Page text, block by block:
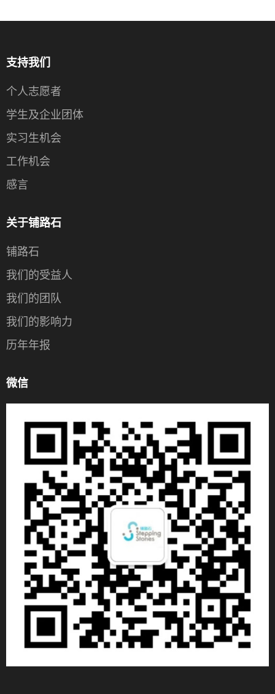
支持我们
个人志愿者
学生及企业团体
实习生机会
工作机会
感言
关于铺路石
铺路石
我们的受益人
我们的团队
我们的影响力
历年年报
微信